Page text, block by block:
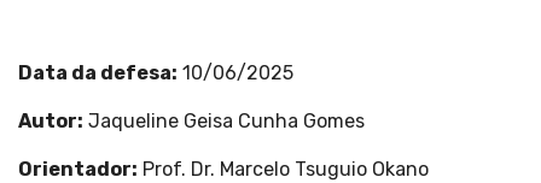
Data da defesa: 10/06/2025
Autor: Jaqueline Geisa Cunha Gomes
Orientador: Prof. Dr. Marcelo Tsuguio Okano